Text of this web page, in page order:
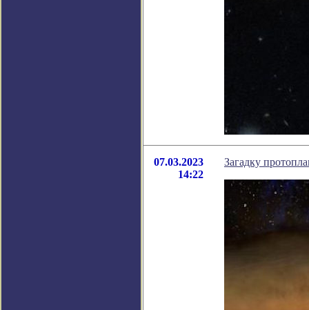
07.03.2023
14:22
Загадку